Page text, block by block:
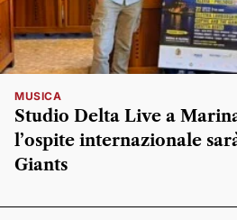
MUSICA
Studio Delta Live a
l’ospite internazionale
Giants